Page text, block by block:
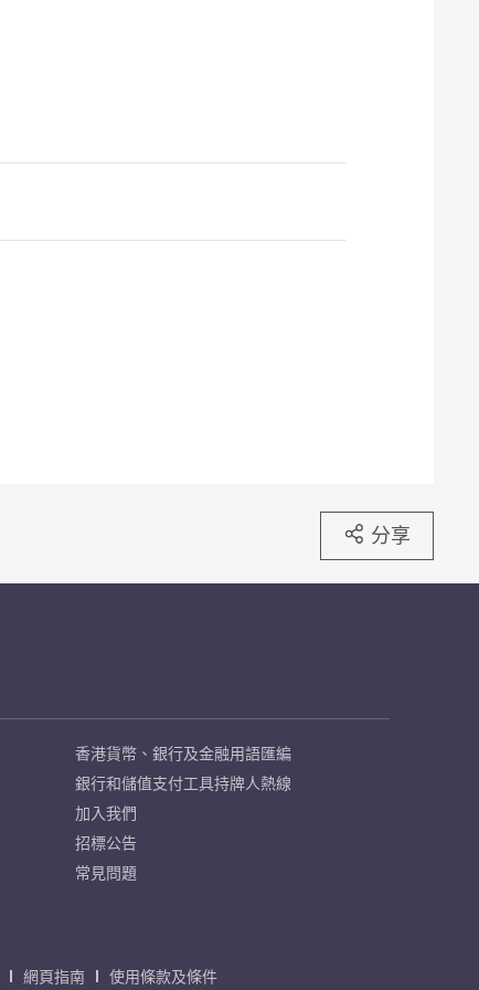
分享
香港貨幣、銀行及金融用語匯編
銀行和儲值支付工具持牌人熱線
加入我們
招標公告
常見問題
網頁指南 使用條款及條件